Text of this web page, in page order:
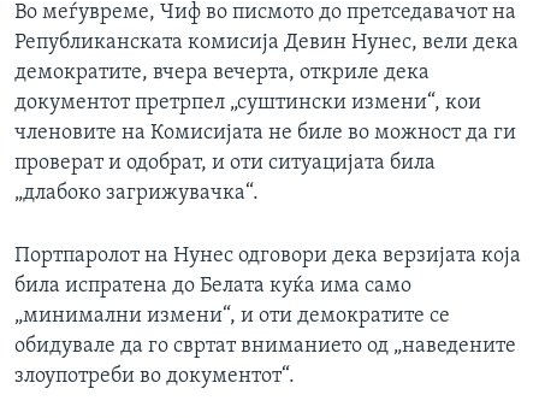
Во меѓувреме, Чиф во писмото до претседавачот на
Републиканската комисија Девин Нунес, вели дека
демократите, вчера вечерта, откриле дека
документот претрпел „суштински измени“, кои
членовите на Комисијата не биле во можност да ги
проверат и одобрат, и оти ситуацијата била
„длабоко загрижувачка“.
Портпаролот на Нунес одговори дека верзијата која
била испратена до Белата куќа има само
„минимални измени“, и оти демократите се
обидувале да го свртат вниманието од „наведените
злоупотреби во документот“.